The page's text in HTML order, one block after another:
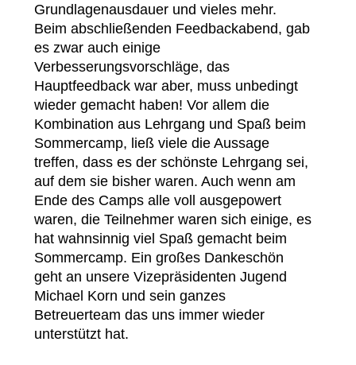
Grundlagenausdauer und vieles mehr.
Beim abschließenden Feedbackabend, gab
es zwar auch einige
Verbesserungsvorschläge, das
Hauptfeedback war aber, muss unbedingt
wieder gemacht haben! Vor allem die
Kombination aus Lehrgang und Spaß beim
Sommercamp, ließ viele die Aussage
treffen, dass es der schönste Lehrgang sei,
auf dem sie bisher waren. Auch wenn am
Ende des Camps alle voll ausgepowert
waren, die Teilnehmer waren sich einige, es
hat wahnsinnig viel Spaß gemacht beim
Sommercamp. Ein großes Dankeschön
geht an unsere Vizepräsidenten Jugend
Michael Korn und sein ganzes
Betreuerteam das uns immer wieder
unterstützt hat.